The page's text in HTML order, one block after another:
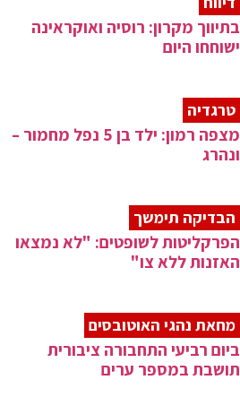
בתיווך מקרון: רוסיה ואוקראינה
ישוחחו היום
טרגדיה
מצפה רמון: ילד בן 5 נפל מחמור –
ונהרג
הבדיקה תימשך
הפרקליטות לשופטים: "לא נמצאו
האזנות ללא צו"
מחאת נהגי האוטובסים
ביום רביעי התחבורה ציבורית
תושבת במספר ערים